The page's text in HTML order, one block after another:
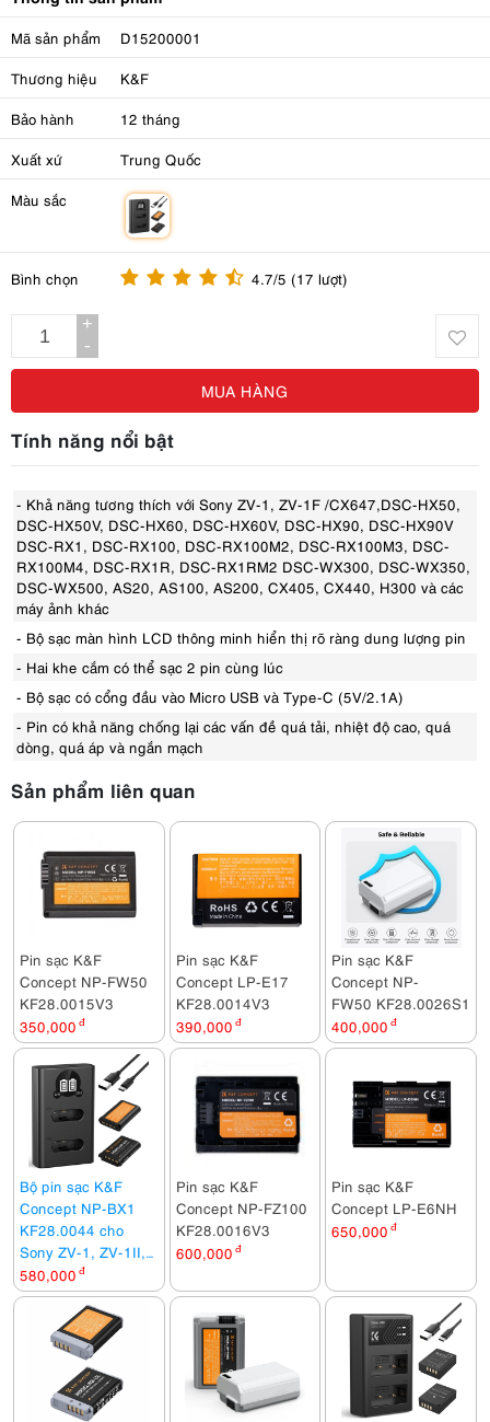
Mã sản phẩm D15200001
Thương hiệu K&F
Bảo hành 12 tháng
Xuất xứ Trung Quốc
Màu sắc
Bình chọn 4.7/5 (17 lượt)
+
-
MUA HÀNG
Tính năng nổi bật
- Khả năng tương thích với Sony ZV-1, ZV-1F /CX647,DSC-HX50,
DSC-HX50V, DSC-HX60, DSC-HX60V, DSC-HX90, DSC-HX90V
DSC-RX1, DSC-RX100, DSC-RX100M2, DSC-RX100M3, DSC-
RX100M4, DSC-RX1R, DSC-RX1RM2 DSC-WX300, DSC-WX350,
DSC-WX500, AS20, AS100, AS200, CX405, CX440, H300 và các
máy ảnh khác
- Bộ sạc màn hình LCD thông minh hiển thị rõ ràng dung lượng pin
- Hai khe cắm có thể sạc 2 pin cùng lúc
- Bộ sạc có cổng đầu vào Micro USB và Type-C (5V/2.1A)
- Pin có khả năng chống lại các vấn đề quá tải, nhiệt độ cao, quá
dòng, quá áp và ngắn mạch
Sản phẩm liên quan
Pin sạc K&F
Concept NP-FW50
KF28.0015V3
350,000 đ
Pin sạc K&F
Concept LP-E17
KF28.0014V3
390,000 đ
Pin sạc K&F
Concept NP-
FW50 KF28.0026S1
400,000 đ
Bộ pin sạc K&F
Concept NP-BX1
KF28.0044 cho
Sony ZV-1, ZV-1II,
RX100 WX350,
HX99, RX100,
CX405, PJ410,
PJ440...
580,000 đ
Pin sạc K&F
Concept NP-FZ100
KF28.0016V3
600,000 đ
Pin sạc K&F
Concept LP-E6NH
650,000 đ